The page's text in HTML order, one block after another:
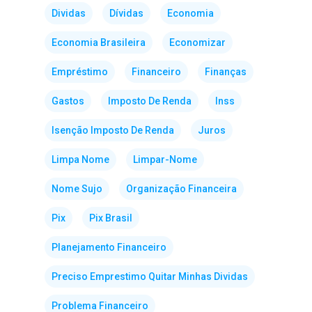
Dividas Dívidas Economia
Economia Brasileira Economizar
Empréstimo Financeiro Finanças
Gastos Imposto De Renda Inss
Isenção Imposto De Renda Juros
Limpa Nome Limpar-Nome
Nome Sujo Organização Financeira
Pix Pix Brasil
Planejamento Financeiro
Preciso Emprestimo Quitar Minhas Dividas
Problema Financeiro